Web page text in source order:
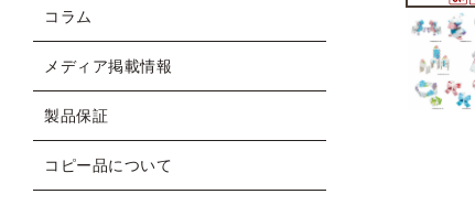
コラム
メディア掲載情報
製品保証
コピー品について